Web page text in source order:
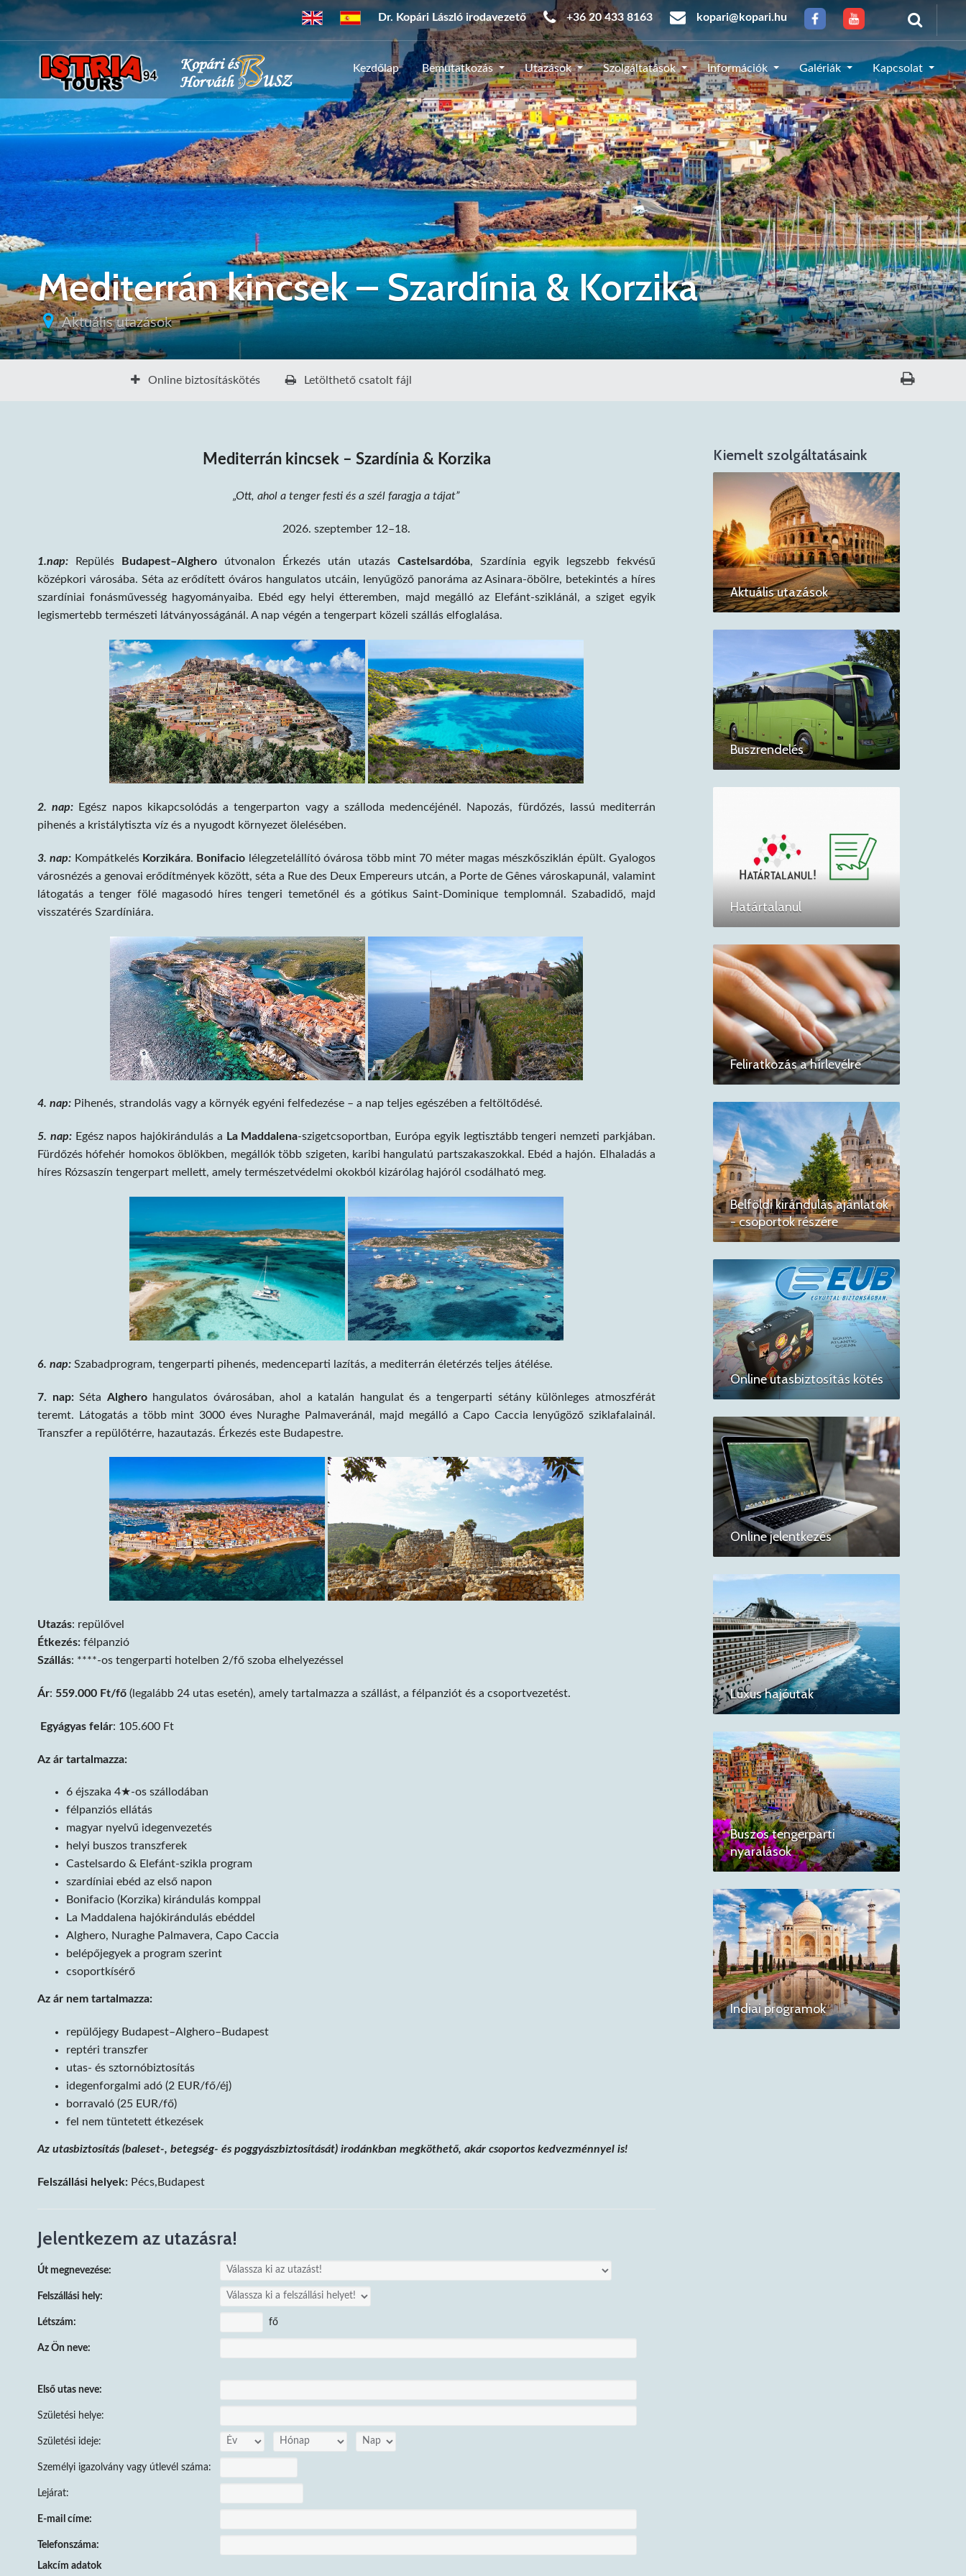
Dr. Kopári László irodavezető +36 20 433 8163 kopari@kopari.hu
Kezdőlap Bemutatkozás Utazások Szolgáltatások Információk Galériák Kapcsolat
Mediterrán kincsek – Szardínia & Korzika
Aktuális utazások
Online biztosításkötés Letölthető csatolt fájl
Mediterrán kincsek – Szardínia & Korzika
„Ott, ahol a tenger festi és a szél faragja a tájat”
2026. szeptember 12–18.
1.nap: Repülés Budapest–Alghero útvonalon Érkezés után utazás Castelsardóba, Szardínia egyik legszebb fekvésű
középkori városába. Séta az erődített óváros hangulatos utcáin, lenyűgöző panoráma az Asinara-öbölre, betekintés a híres
szardíniai fonásművesség hagyományaiba. Ebéd egy helyi étteremben, majd megálló az Elefánt-sziklánál, a sziget egyik
legismertebb természeti látványosságánál. A nap végén a tengerpart közeli szállás elfoglalása.
2. nap: Egész napos kikapcsolódás a tengerparton vagy a szálloda medencéjénél. Napozás, fürdőzés, lassú mediterrán
pihenés a kristálytiszta víz és a nyugodt környezet ölelésében.
3. nap: Kompátkelés Korzikára. Bonifacio lélegzetelállító óvárosa több mint 70 méter magas mészkősziklán épült. Gyalogos
városnézés a genovai erődítmények között, séta a Rue des Deux Empereurs utcán, a Porte de Gênes városkapunál, valamint
látogatás a tenger fölé magasodó híres tengeri temetőnél és a gótikus Saint-Dominique templomnál. Szabadidő, majd
visszatérés Szardíniára.
4. nap: Pihenés, strandolás vagy a környék egyéni felfedezése – a nap teljes egészében a feltöltődésé.
5. nap:Egész napos hajókirándulás a La Maddalena-szigetcsoportban, Európa egyik legtisztább tengeri nemzeti parkjában.
Fürdőzés hófehér homokos öblökben, megállók több szigeten, karibi hangulatú partszakaszokkal. Ebéd a hajón. Elhaladás a
híres Rózsaszín tengerpart mellett, amely természetvédelmi okokból kizárólag hajóról csodálható meg.
6. nap: Szabadprogram, tengerparti pihenés, medenceparti lazítás, a mediterrán életérzés teljes átélése.
7. nap:Séta Algherohangulatos óvárosában, ahol a katalán hangulat és a tengerparti sétány különleges atmoszférát
teremt. Látogatás a több mint 3000 éves Nuraghe Palmaveránál, majd megálló a Capo Caccia lenyűgöző sziklafalainál.
Transzfer a repülőtérre, hazautazás. Érkezés este Budapestre.
Utazás: repülővel
Étkezés: félpanzió
Szállás: ****-os tengerparti hotelben 2/fő szoba elhelyezéssel
Ár: 559.000 Ft/fő (legalább 24 utas esetén), amely tartalmazza a szállást, a félpanziót és a csoportvezetést.
Egyágyas felár: 105.600 Ft
Az ár tartalmazza:
6 éjszaka 4★-os szállodában
félpanziós ellátás
magyar nyelvű idegenvezetés
helyi buszos transzferek
Castelsardo & Elefánt-szikla program
szardíniai ebéd az első napon
Bonifacio (Korzika) kirándulás komppal
La Maddalena hajókirándulás ebéddel
Alghero, Nuraghe Palmavera, Capo Caccia
belépőjegyek a program szerint
csoportkísérő
Az ár nem tartalmazza:
repülőjegy Budapest–Alghero–Budapest
reptéri transzfer
utas- és sztornóbiztosítás
idegenforgalmi adó (2 EUR/fő/éj)
borravaló (25 EUR/fő)
fel nem tüntetett étkezések
Az utasbiztosítás (baleset-, betegség- és poggyászbiztosítását) irodánkban megköthető, akár csoportos kedvezménnyel is!
Felszállási helyek: Pécs,Budapest
Jelentkezem az utazásra!
Út megnevezése:
Felszállási hely:
Létszám: fő
Az Ön neve:
Első utas neve:
Születési helye:
Születési ideje:
Személyi igazolvány vagy útlevél száma:
Lejárat:
E-mail címe:
Telefonszáma:
Lakcím adatok
Kiemelt szolgáltatásaink
Aktuális utazások
Buszrendelés
Határtalanul
Feliratkozás a hírlevélre
Belföldi kirándulás ajánlatok
- csoportok részére
Online utasbiztosítás kötés
Online jelentkezés
Luxus hajóutak
Buszos tengerparti
nyaralások
Indiai programok